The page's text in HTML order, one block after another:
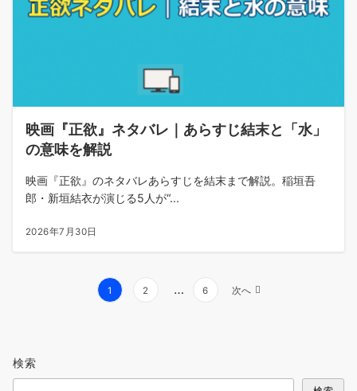
映画『正欲』ネタバレ｜あらすじ結末と「水」
の意味を解説
映画『正欲』のネタバレあらすじを結末まで解説。稲垣吾
郎・新垣結衣が演じる5人が“...
2026年7月30日
ー
1 2 … 6 次へ
検索